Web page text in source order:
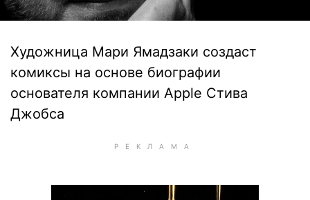
Художница Мари Ямадзаки создаст
комиксы на основе биографии
основателя компании Apple Стива
Джобса